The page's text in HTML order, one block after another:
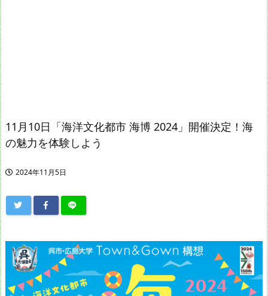
11月10日「海洋文化都市 海博 2024」開催決定！海
の魅力を体験しよう
2024年11月5日